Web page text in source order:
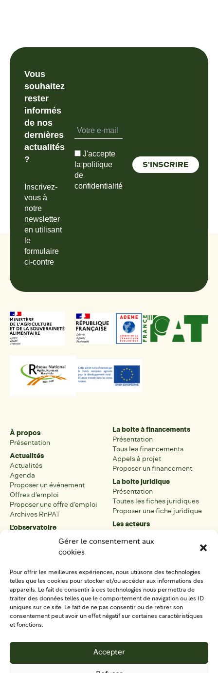
Gérer le consentement aux
cookies
Pour offrir les meilleures expériences, nous utilisons des technologies
telles que les cookies pour stocker et/ou accéder aux informations des
appareils. Le fait de consentir à ces technologies nous permettra de
traiter des données telles que le comportement de navigation ou les ID
uniques sur ce site. Le fait de ne pas consentir ou de retirer son
consentement peut avoir un effet négatif sur certaines caractéristiques
et fonctions.
Accepter
Vous
souhaitez
rester
informés
de nos
dernières
actualités
?
Inscrivez-
vous à
notre
newsletter
en utilisant
le
formulaire
ci-contre
J'accepte
la politique
de
confidentialité
À propos
Présentation
Actualités
Actualités
Agenda
Proposer un événement
Offres d’emploi
Proposer une offre d’emploi
Archives RnPAT
L’observatoire
Présentation de l’observatoire
La boîte à outils
Présentation
Tous les outils
Proposer un outil
La boite à financements
Présentation
Tous les financements
Appels à projet
Proposer un financement
La boite juridique
Présentation
Toutes les fiches juridiques
Proposer une fiche juridique
Les acteurs
Tous les acteurs
CONTACT
S'IMPLIQUER